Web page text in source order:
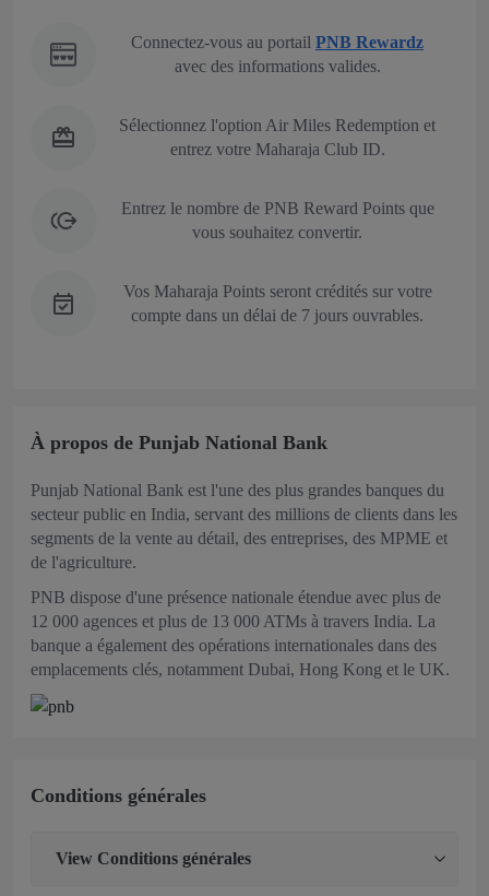
Connectez-vous au portail PNB Rewardz
avec des informations valides.
Sélectionnez l'option Air Miles Redemption et
entrez votre Maharaja Club ID.
Entrez le nombre de PNB Reward Points que
vous souhaitez convertir.
Vos Maharaja Points seront crédités sur votre
compte dans un délai de 7 jours ouvrables.
À propos de Punjab National Bank
Punjab National Bank est l'une des plus grandes banques du
secteur public en India, servant des millions de clients dans les
segments de la vente au détail, des entreprises, des MPME et
de l'agriculture.
PNB dispose d'une présence nationale étendue avec plus de
12 000 agences et plus de 13 000 ATMs à travers India. La
banque a également des opérations internationales dans des
emplacements clés, notamment Dubai, Hong Kong et le UK.
Conditions générales
View Conditions générales